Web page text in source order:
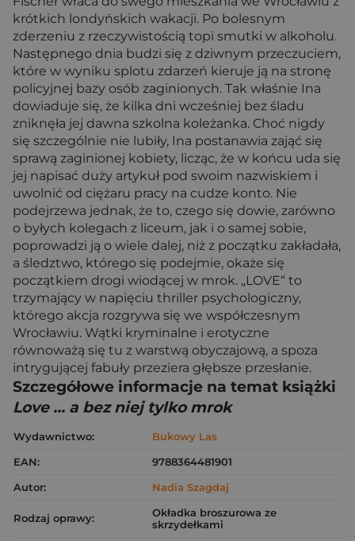
krótkich londyńskich wakacji. Po bolesnym
zderzeniu z rzeczywistością topi smutki w alkoholu.
Następnego dnia budzi się z dziwnym przeczuciem,
które w wyniku splotu zdarzeń kieruje ją na stronę
policyjnej bazy osób zaginionych. Tak właśnie Ina
dowiaduje się, że kilka dni wcześniej bez śladu
zniknęła jej dawna szkolna koleżanka. Choć nigdy
się szczególnie nie lubiły, Ina postanawia zająć się
sprawą zaginionej kobiety, licząc, że w końcu uda się
jej napisać duży artykuł pod swoim nazwiskiem i
uwolnić od ciężaru pracy na cudze konto. Nie
podejrzewa jednak, że to, czego się dowie, zarówno
o byłych kolegach z liceum, jak i o samej sobie,
poprowadzi ją o wiele dalej, niż z początku zakładała,
a śledztwo, którego się podejmie, okaże się
początkiem drogi wiodącej w mrok. „LOVE“ to
trzymający w napięciu thriller psychologiczny,
którego akcja rozgrywa się we współczesnym
Wrocławiu. Wątki kryminalne i erotyczne
równoważą się tu z warstwą obyczajową, a spoza
intrygującej fabuły przeziera głębsze przesłanie.
Szczegółowe informacje na temat książki
Love ... a bez niej tylko mrok
Wydawnictwo:
Bukowy Las
EAN:
9788364481901
Autor:
Nadia Szagdaj
Rodzaj oprawy:
Okładka broszurowa ze
skrzydełkami